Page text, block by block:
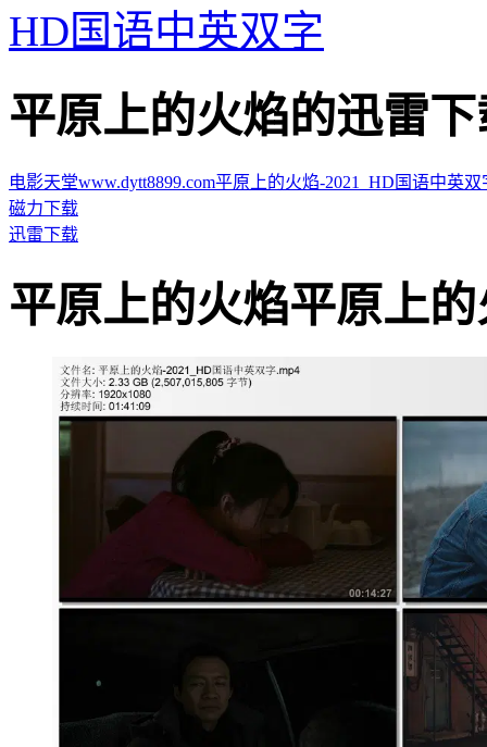
HD国语中英双字
平原上的火焰的迅雷下
电影天堂www.dytt8899.com平原上的火焰-2021_HD国语中英双
磁力下载
迅雷下载
平原上的火焰平原上的